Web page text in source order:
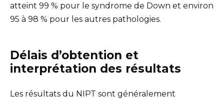
atteint 99 % pour le syndrome de Down et environ
95 à 98 % pour les autres pathologies.
Délais d’obtention et
interprétation des résultats
Les résultats du NIPT sont généralement